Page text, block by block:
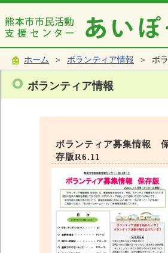
ホーム ＞ ボランティア情報 ＞ ボ
ボランティア情報
ボランティア募集情報
存版R6.11